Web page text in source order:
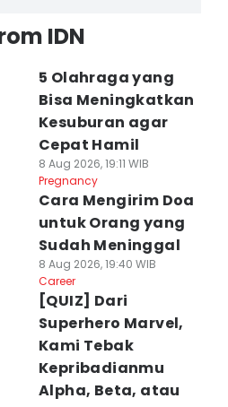
IDN
5 Olahraga yang
Bisa Meningkatkan
Kesuburan agar
Cepat Hamil
8 Aug 2026, 19:11 WIB
Pregnancy
Cara Mengirim Doa
untuk Orang yang
Sudah Meninggal
8 Aug 2026, 19:40 WIB
Career
[QUIZ] Dari
Superhero Marvel,
Kami Tebak
Kepribadianmu
Alpha, Beta, atau